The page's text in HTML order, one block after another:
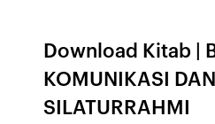
Download Kitab |
KOMUNIKASI DAN
SILATURRAHMI